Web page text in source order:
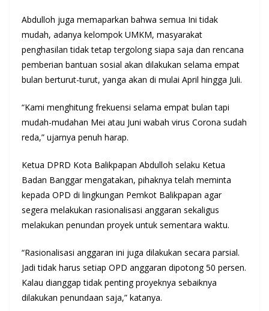
Abdulloh juga memaparkan bahwa semua Ini tidak
mudah, adanya kelompok UMKM, masyarakat
penghasilan tidak tetap tergolong siapa saja dan rencana
pemberian bantuan sosial akan dilakukan selama empat
bulan berturut-turut, yanga akan di mulai April hingga Juli.
“Kami menghitung frekuensi selama empat bulan tapi
mudah-mudahan Mei atau Juni wabah virus Corona sudah
reda,” ujarnya penuh harap.
Ketua DPRD Kota Balikpapan Abdulloh selaku Ketua
Badan Banggar mengatakan, pihaknya telah meminta
kepada OPD di lingkungan Pemkot Balikpapan agar
segera melakukan rasionalisasi anggaran sekaligus
melakukan penundan proyek untuk sementara waktu.
“Rasionalisasi anggaran ini juga dilakukan secara parsial.
Jadi tidak harus setiap OPD anggaran dipotong 50 persen.
Kalau dianggap tidak penting proyeknya sebaiknya
dilakukan penundaan saja,” katanya.